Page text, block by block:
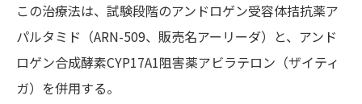
この治療法は、試験段階のアンドロゲン受容体拮抗薬ア
パルタミド（ARN-509、販売名アーリーダ）と、アンド
ロゲン合成酵素CYP17A1阻害薬アビラテロン（ザイティ
ガ）を併用する。